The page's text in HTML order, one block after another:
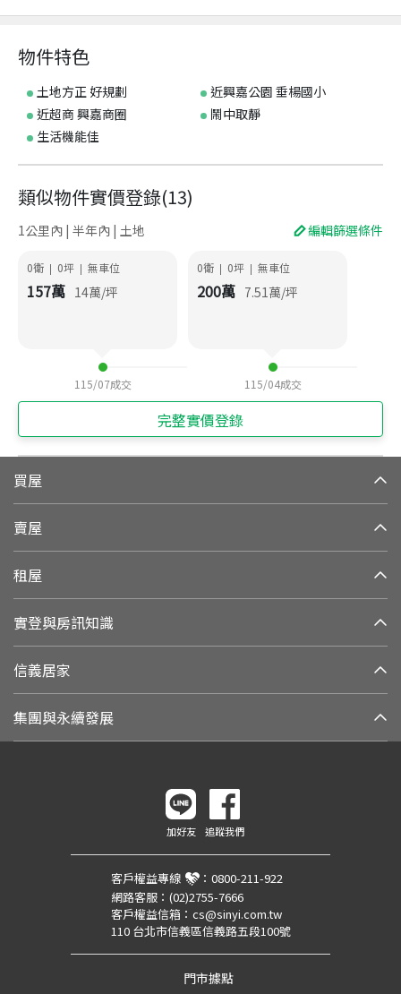
物件特色
土地方正 好規劃
近興嘉公園 垂楊國小
近超商 興嘉商圈
鬧中取靜
生活機能佳
類似物件實價登錄(13)
1公里內 | 半年內 | 土地 編輯篩選條件
0衛 | 0坪 | 無車位
157萬 14萬/坪
115/07成交
0衛 | 0坪 | 無車位
200萬 7.51萬/坪
115/04成交
完整實價登錄
買屋
賣屋
租屋
實登與房訊知識
信義居家
集團與永續發展
加好友 追蹤我們
客戶權益專線 ： 0800-211-922
網路客服： (02)2755-7666
客戶權益信箱： cs@sinyi.com.tw
110 台北市信義區信義路五段100號
門市據點